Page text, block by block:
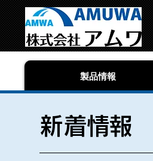
製品情報
​新着情報